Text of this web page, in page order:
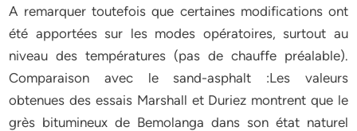
A remarquer toutefois que certaines modifications ont
été apportées sur les modes opératoires, surtout au
niveau des températures (pas de chauffe préalable).
Comparaison avec le sand-asphalt :Les valeurs
obtenues des essais Marshall et Duriez montrent que le
grès bitumineux de Bemolanga dans son état naturel